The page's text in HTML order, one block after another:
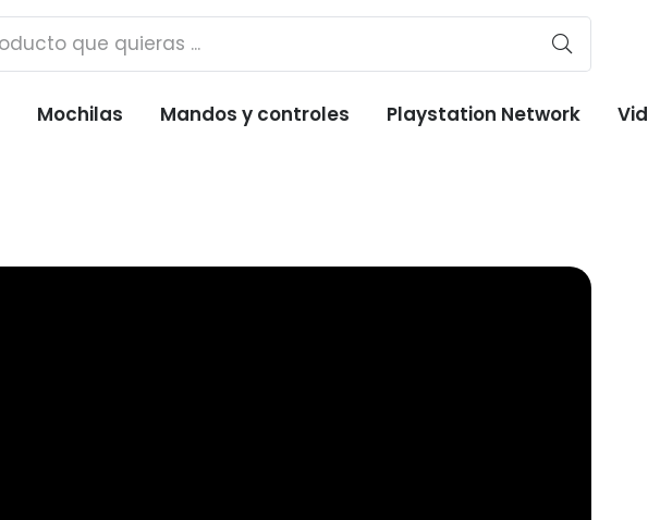
Mochilas Mandos y controles Playstation Network